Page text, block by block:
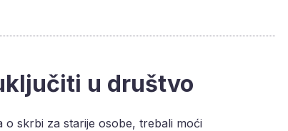
u društvo
o skrbi za starije osobe, trebali moći